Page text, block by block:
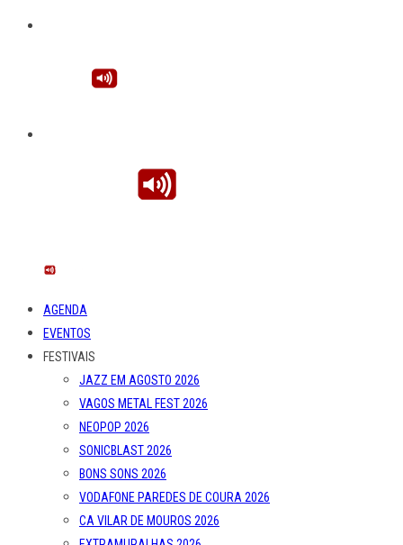
AGENDA
EVENTOS
FESTIVAIS
JAZZ EM AGOSTO 2026
VAGOS METAL FEST 2026
NEOPOP 2026
SONICBLAST 2026
BONS SONS 2026
VODAFONE PAREDES DE COURA 2026
CA VILAR DE MOUROS 2026